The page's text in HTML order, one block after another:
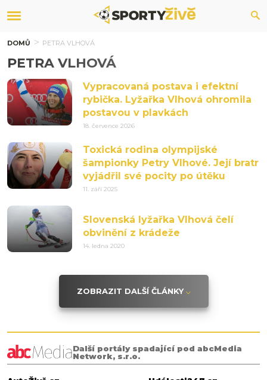
DOMŮ PETRA VLHOVÁ
PETRA VLHOVÁ
Vypracovaná postava i efektní
rybička. Lyžařka Vlhová ohromila
postavou v plavkách
18. července 2026
Toxická rodina olympijské
šampionky Petry Vlhové. Její bratr
vyjádřil své pocity po útěku
11. září 2025
Slovenská lyžařka Vlhová čelí
obvinění z krádeže
14. ledna 2020
ZOBRAZIT DALŠÍ ČLÁNKY
Další portály spadající pod abcMedia
Network, s.r.o.